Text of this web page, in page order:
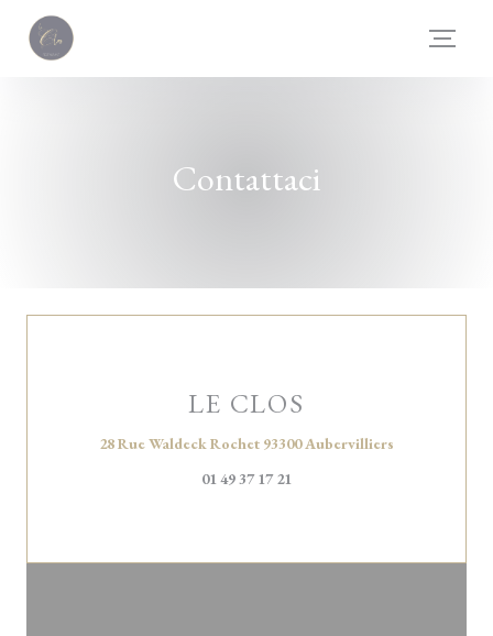
Personalizzazione delle tue scelte sui cookie
Contattaci
LE CLOS
28 Rue Waldeck Rochet 93300 Aubervilliers
01 49 37 17 21